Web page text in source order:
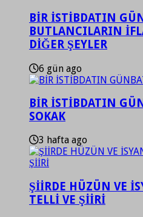
BİR İSTİBDATIN
BUTLANCILARIN
DİĞER ŞEYLER
6 gün ago
BİR İSTİBDATIN
SOKAK
3 hafta ago
ŞİİRDE HÜZÜN VE
TELLİ VE ŞİİRİ